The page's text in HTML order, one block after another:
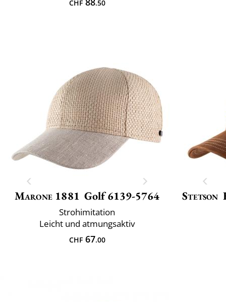
CHF .50
Marone 1881 Golf 6139-5764
Strohimitation
Leicht und atmungsaktiv
CHF67.00
Stetson